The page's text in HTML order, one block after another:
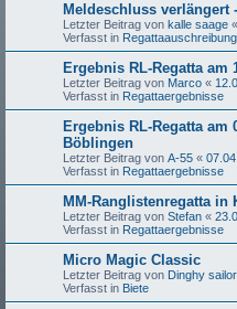
Meldeschluss verlängert
Letzter Beitrag von kalle saage «
Verfasst in
Ergebnis RL-Regatta am
Letzter Beitrag von Marco «
Verfasst in Regattaergebnisse
Ergebnis RL-Regatta am
Böblingen
Letzter Beitrag von A-55 «
Verfasst in Regattaergebnisse
MM-Ranglistenregatta in
Letzter Beitrag von Stefan «
Verfasst in Regattaergebnisse
Micro Magic Classic
Letzter Beitrag von Dinghy sailor
Verfasst in Biete